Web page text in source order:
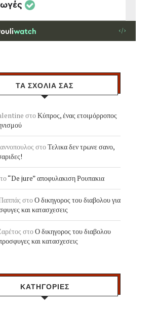
ΤΑ ΣΧΟΛΙΑ ΣΑΣ
στοΚύπρος, ένας ετοιμόρροπος
στοΤελικα δεν τρωνε σανο,
“De jure” αποφυλακιση Ρουπακια
στοΟ δικηγορος του διαβολου για
και κατασχεσεις
στοΟ δικηγορος του διαβολου
και κατασχεσεις
ΚΑΤΗΓΟΡΙΕΣ